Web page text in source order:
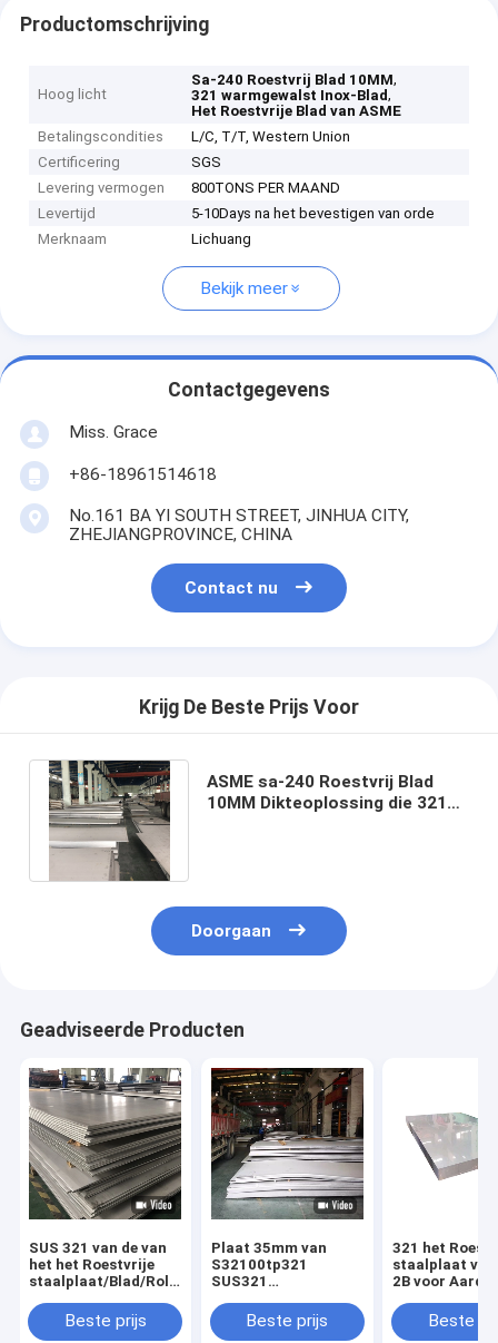
Productomschrijving
Hoog licht
Sa-240 Roestvrij Blad 10MM,
321 warmgewalst Inox-Blad,
Het Roestvrije Blad van ASME
Betalingscondities
L/C, T/T, Western Union
Certificering
SGS
Levering vermogen
800TONS PER MAAND
Levertijd
5-10Days na het bevestigen van orde
Merknaam
Lichuang
Bekijk meer
Contactgegevens
Miss. Grace
+86-18961514618
No.161 BA YI SOUTH STREET, JINHUA CITY,
ZHEJIANGPROVINCE, CHINA
Contact nu
Krijg De Beste Prijs Voor
ASME sa-240 Roestvrij Blad
10MM Dikteoplossing die 321
Doorgaan
Geadviseerde Producten
SUS 321 van de van
het het Roestvrije
staalplaat/Blad/Rol
Warmgewalste
Sterke
Beste prijs
Plaat 35mm van
S32100tp321
SUS321
Roestvrij staal 321
OEM ODM
Beste prijs
321 het
staalplaat van
2B voor
Beste